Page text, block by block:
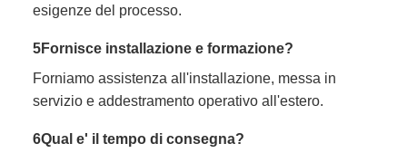
esigenze del processo.
5Fornisce installazione e formazione?
Forniamo assistenza all'installazione, messa in
servizio e addestramento operativo all'estero.
6Qual e' il tempo di consegna?